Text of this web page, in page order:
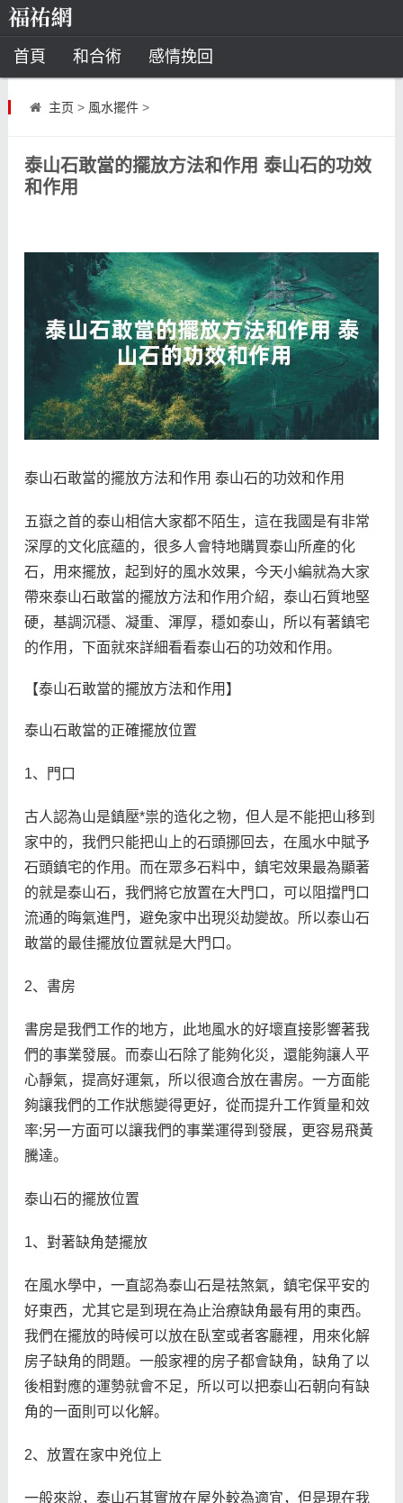
首頁 和合術 感情挽回
道教法事
風水 招財方法
白羊座 水瓶座 摩羯座 射手座
八字命理 八字合婚 運勢測算
主页 > 風水擺件>
泰山石敢當的擺放方法和作用 泰山石的功效
和作用
泰山石敢當的擺放方法和作用 泰山石的功效和作用
五嶽之首的泰山相信大家都不陌生，這在我國是有非常
深厚的文化底蘊的，很多人會特地購買泰山所產的化
石，用來擺放，起到好的風水效果，今天小編就為大家
帶來泰山石敢當的擺放方法和作用介紹，泰山石質地堅
硬，基調沉穩、凝重、渾厚，穩如泰山，所以有著鎮宅
的作用，下面就來詳細看看泰山石的功效和作用。
【泰山石敢當的擺放方法和作用】
泰山石敢當的正確擺放位置
1、門口
古人認為山是鎮壓*祟的造化之物，但人是不能把山移到
家中的，我們只能把山上的石頭挪回去，在風水中賦予
石頭鎮宅的作用。而在眾多石料中，鎮宅效果最為顯著
的就是泰山石，我們將它放置在大門口，可以阻擋門口
流通的晦氣進門，避免家中出現災劫變故。所以泰山石
敢當的最佳擺放位置就是大門口。
2、書房
書房是我們工作的地方，此地風水的好壞直接影響著我
們的事業發展。而泰山石除了能夠化災，還能夠讓人平
心靜氣，提高好運氣，所以很適合放在書房。一方面能
夠讓我們的工作狀態變得更好，從而提升工作質量和效
率;另一方面可以讓我們的事業運得到發展，更容易飛黃
騰達。
泰山石的擺放位置
1、對著缺角楚擺放
在風水學中，一直認為泰山石是祛煞氣，鎮宅保平安的
好東西，尤其它是到現在為止治療缺角最有用的東西。
我們在擺放的時候可以放在臥室或者客廳裡，用來化解
房子缺角的問題。一般家裡的房子都會缺角，缺角了以
後相對應的運勢就會不足，所以可以把泰山石朝向有缺
角的一面則可以化解。
2、放置在家中兇位上
一般來說，泰山石其實放在屋外較為適宜，但是現在我